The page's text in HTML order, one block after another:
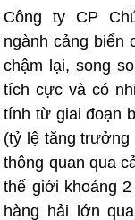
Công ty CP
ngành cảng biển
chậm lại, song
tích cực và có
tính từ giai đoạn
(tỷ lệ tăng trưởng
thông quan qua
thế giới khoảng
hàng hải lớn